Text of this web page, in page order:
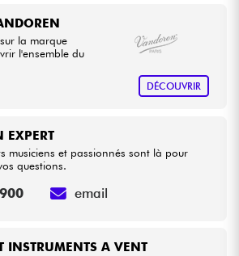
la marque
l'ensemble du
DÉCOUVRIR
INSTRUMENTS A VENT
EXPERT
musiciens et passionnés sont là pour
questions.
email